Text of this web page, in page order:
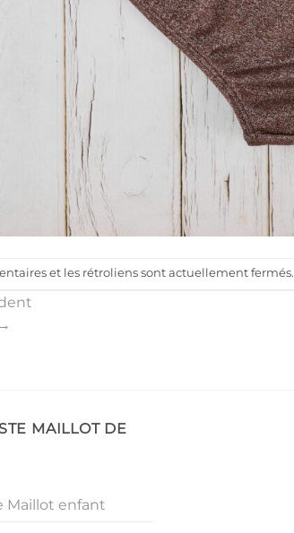
et les rétroliens sont actuellement fermés.
→
MAILLOT DE
Maillot enfant